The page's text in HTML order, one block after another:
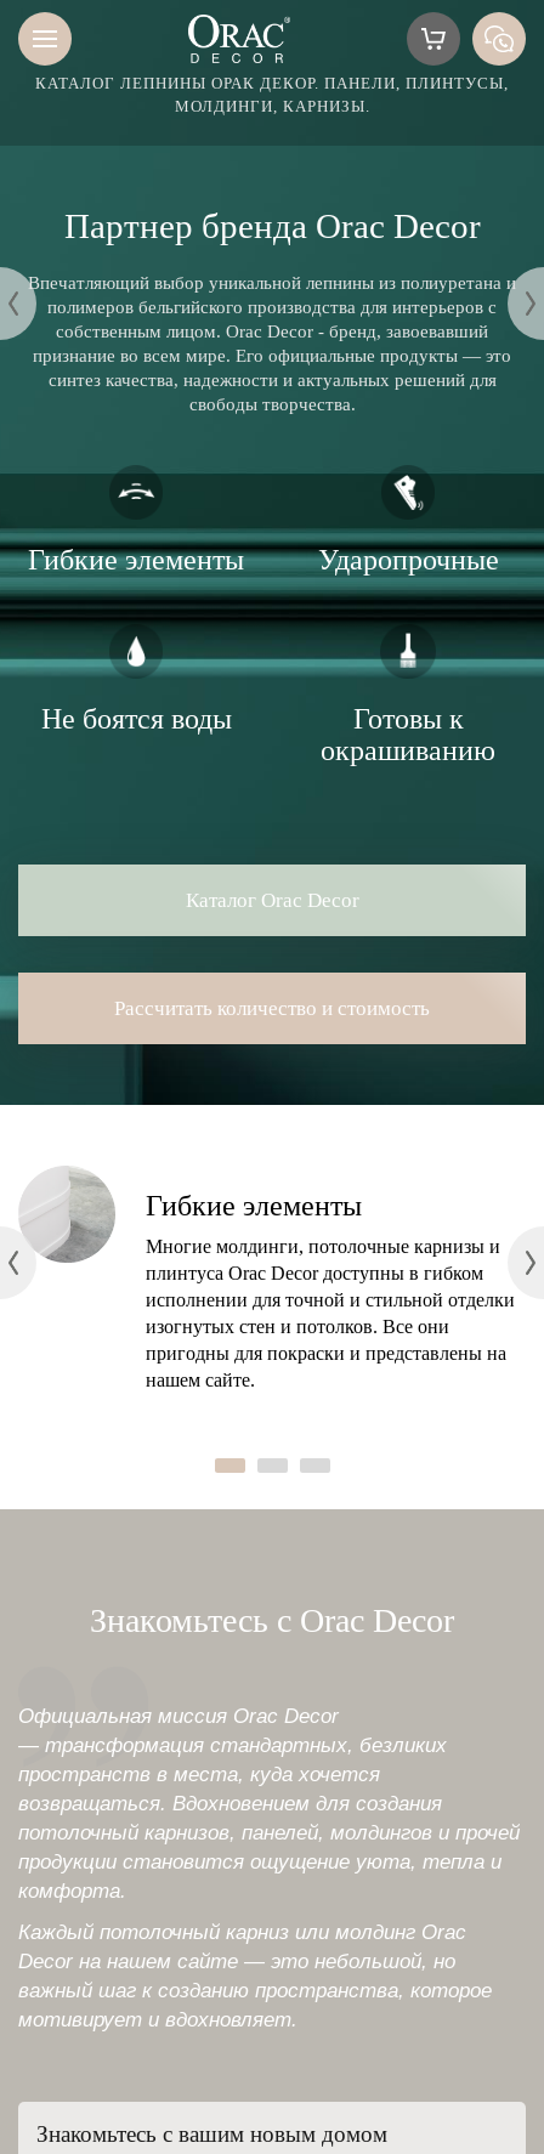
КАТАЛОГ ЛЕПНИНЫ ОРАК ДЕКОР. ПАНЕЛИ, ПЛИНТУСЫ,
МОЛДИНГИ, КАРНИЗЫ.
Партнер бренда Orac Decor
Впечатляющий выбор уникальной лепнины из полиуретана и
полимеров бельгийского производства для интерьеров с
собственным лицом. Orac Decor - бренд, завоевавший
признание во всем мире. Его официальные продукты — это
синтез качества, надежности и актуальных решений для
свободы творчества.
Гибкие элементы Ударопрочные
Не боятся воды
Готовы к
окрашиванию
Каталог Orac Decor
Рассчитать количество и стоимость
Гибкие элементы
Многие молдинги, потолочные карнизы и
плинтуса Orac Decor доступны в гибком
исполнении для точной и стильной отделки
изогнутых стен и потолков. Все они
пригодны для покраски и представлены на
нашем сайте.
Знакомьтесь с Orac Decor
Официальная миссия Orac Decor
— трансформация стандартных, безликих
пространств в места, куда хочется
возвращаться. Вдохновением для создания
потолочный карнизов, панелей, молдингов и прочей
продукции становится ощущение уюта, тепла и
комфорта.
Каждый потолочный карниз или молдинг Orac
Decor на нашем сайте — это небольшой, но
важный шаг к созданию пространства, которое
мотивирует и вдохновляет.
Знакомьтесь с вашим новым домом